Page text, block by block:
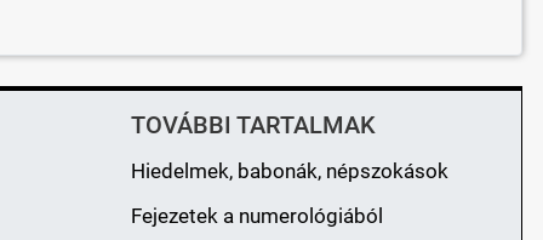
TOVÁBBI TARTALMAK
Hiedelmek, babonák, népszokások
Fejezetek a numerológiából